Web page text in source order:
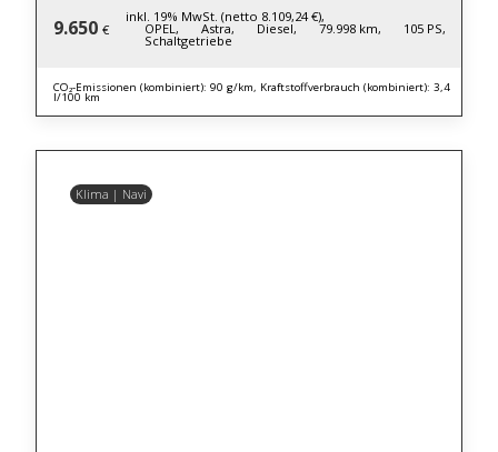
9.650 €
inkl. 19% MwSt. (netto 8.109,24 €),
OPEL, Astra, Diesel, 79.998 km, 105 PS,
Schaltgetriebe
CO₂-Emissionen (kombiniert): 90 g/km, Kraftstoffverbrauch (kombiniert): 3,4
l/100 km
Klima | Navi